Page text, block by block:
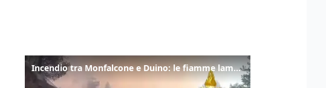
Incendio tra Monfalcone e Duino: le fiamme lambiscono la strada